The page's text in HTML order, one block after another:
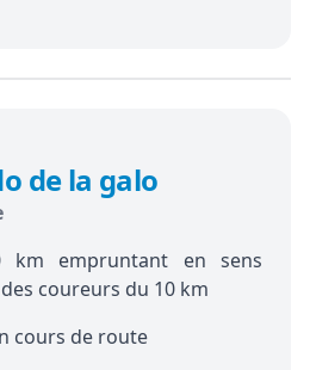
de la galo
km empruntant en sens
coureurs du 10 km
cours de route